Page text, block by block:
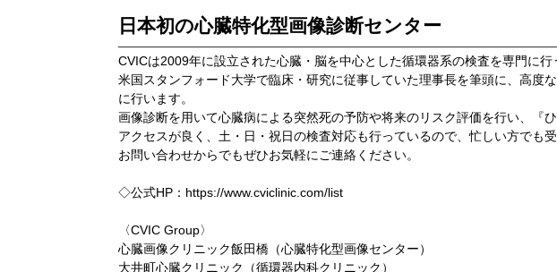
日本初の心臓特化型画像診断センター
CVICは2009年に設立された心臓・脳を中心とした循環器系の検査を専門に行
米国スタンフォード大学で臨床・研究に従事していた理事長を筆頭に、高
に行います。
画像診断を用いて心臓病による突然死の予防や将来のリスク評価を行い、『
アクセスが良く、土・日・祝日の検査対応も行っているので、忙しい方でも
お問い合わせからでもぜひお気軽にご連絡ください。
◇公式HP：https://www.cviclinic.com/list
〈CVIC Group〉
心臓画像クリニック飯田橋（心臓特化型画像センター）
大井町心臓クリニック（循環器内科クリニック）